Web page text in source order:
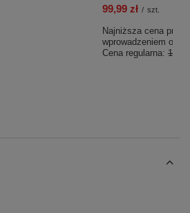
99,99 zł / szt.
Najniższa cena
wprowadzeniem
Cena regularna: